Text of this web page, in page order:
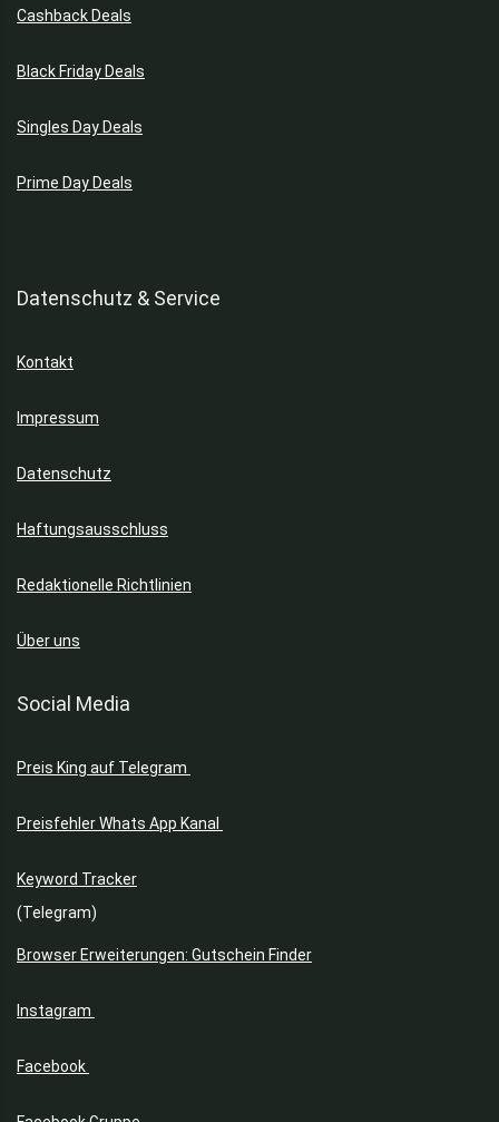
Cashback Deals
Black Friday Deals
Singles Day Deals
Prime Day Deals
Datenschutz & Service
Kontakt
Impressum
Datenschutz
Haftungsausschluss
Redaktionelle Richtlinien
Über uns
Social Media
Preis King auf Telegram
Preisfehler Whats App Kanal
Keyword Tracker
(Telegram)
Browser Erweiterungen: Gutschein Finder
Instagram
Facebook